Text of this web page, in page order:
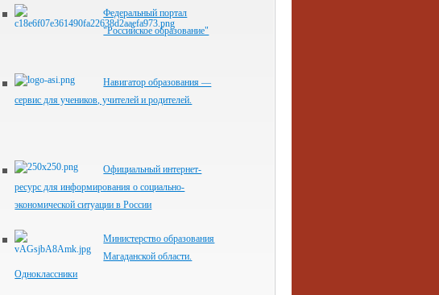
Федеральный портал
"Российское образование"
Навигатор образования —
сервис для учеников, учителей и родителей.
Официальный интернет-
ресурс для информирования о социально-
экономической ситуации в России
Министерство образования
Магаданской области.
Одноклассники